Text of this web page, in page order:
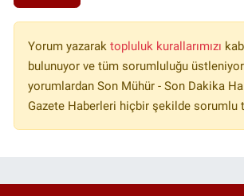
Yorum yazarak topluluk kurallarımızı
bulunuyor ve tüm sorumluluğu
yorumlardan Son Mühür - Son Dakika
Gazete Haberleri hiçbir şekilde sorumlu